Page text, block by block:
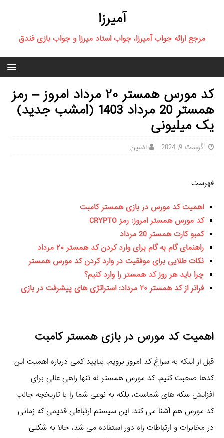
آمیرزا
مرجع ارائه جواب آمیرزا، جواب استاد میرزا و جواب بازی فندق
کد مورس همستر ۲۰ مرداد امروز – رمز
همستر 20 مرداد 1403 (امشب جدید)
یک میلیونی
آگوست 9, 2024 ادمین
فهرست
اهمیت کد مورس در بازی همستر کامبت
کد مورس همستر امروز: رمز CRYPTO
کمبو کارت همستر 20 مرداد
راهنمای گام به گام برای وارد کردن کد همستر ۲۰ مرداد
نکات طلایی برای موفقیت در وارد کردن کد مورس همستر
چرا باید هر روز کد همستر را وارد کنیم؟
فراتر از کد همستر ۲۰ مرداد: استراتژی های پیشرفت در بازی
اهمیت کد مورس در بازی همستر کامبت
قبل از اینکه به سراغ کد امروز برویم، بیایید کمی درباره اهمیت این
کدها صحبت کنیم. کد مورس همستر نه تنها راهی عالی برای
افزایش سکه های شماست، بلکه به نوعی شما را با تاریخچه جالب
کد مورس هم آشنا می کند. این سیستم ارتباطی قدیمی که زمانی
در مخابرات و ارتباطات راه دور استفاده می شد، حالا به شکلی